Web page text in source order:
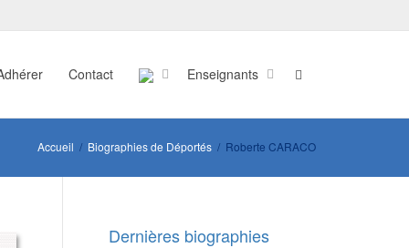
Contact Enseignants
Accueil Biographies de Déportés Roberte CARACO
Dernières biographies